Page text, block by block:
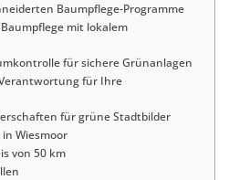
Baumpflege-Programme
mit lokalem
für sichere Grünanlagen
für Ihre
für grüne Stadtbilder
Wiesmoor
von 50 km